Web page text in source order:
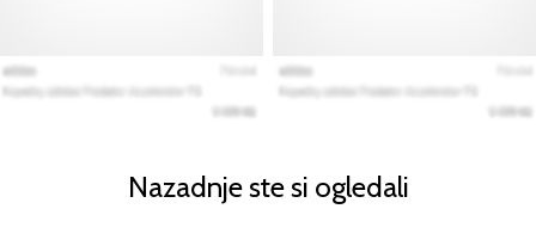
Nazadnje ste si ogledali